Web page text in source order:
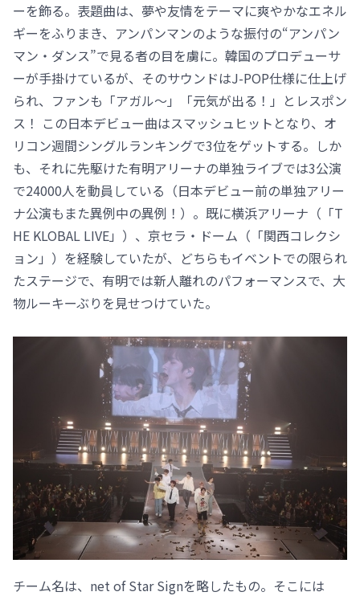
ーを飾る。表題曲は、夢や友情をテーマに爽やかなエネル
ギーをふりまき、アンパンマンのような振付の“アンパン
マン・ダンス”で見る者の目を虜に。韓国のプロデューサ
ーが手掛けているが、そのサウンドはJ-POP仕様に仕上げ
られ、ファンも「アガル～」「元気が出る！」とレスポン
ス！ この日本デビュー曲はスマッシュヒットとなり、オ
リコン週間シングルランキングで3位をゲットする。しか
も、それに先駆けた有明アリーナの単独ライブでは3公演
で24000人を動員している（日本デビュー前の単独アリー
ナ公演もまた異例中の異例！）。既に横浜アリーナ（「T
HE KLOBAL LIVE」）、京セラ・ドーム（「関西コレクシ
ョン」）を経験していたが、どちらもイベントでの限られ
たステージで、有明では新人離れのパフォーマンスで、大
物ルーキーぶりを見せつけていた。
チーム名は、net of Star Signを略したもの。そこには